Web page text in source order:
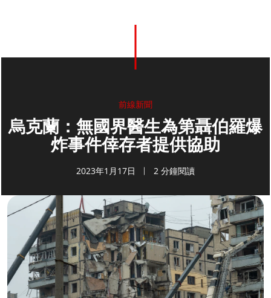
前線新聞
烏克蘭：無國界醫生為第聶伯羅爆
炸事件倖存者提供協助
2023年1月17日 2 分鐘閱讀